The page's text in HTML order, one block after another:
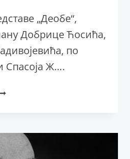
„Деобе“,
Добрице Ћосића,
по
Спасоја Ж….